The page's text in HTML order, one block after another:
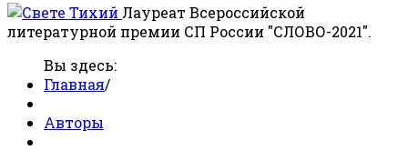
Лауреат Всероссийской
литературной премии СП России "СЛОВО-2021".
Вы здесь:
Главная/
Авторы